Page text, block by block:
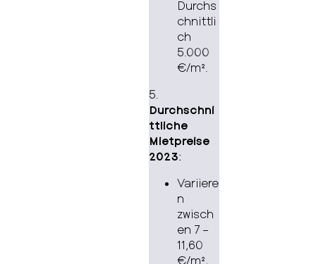
Durchs
chnittli
ch
5.000
€/m².
5.
Durchschni
ttliche
Mietpreise
2023:
Variiere
n
zwisch
en 7 –
11,60
€/m²,